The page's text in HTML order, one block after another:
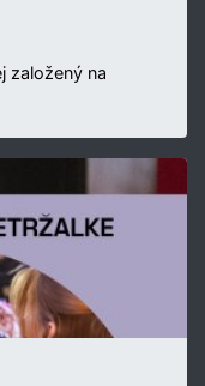
založený na